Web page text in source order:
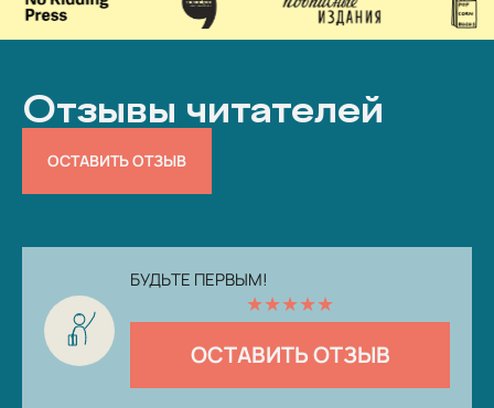
Отзывы читателей
ОСТАВИТЬ ОТЗЫВ
БУДЬТЕ ПЕРВЫМ!
★★★★★
ОСТАВИТЬ ОТЗЫВ